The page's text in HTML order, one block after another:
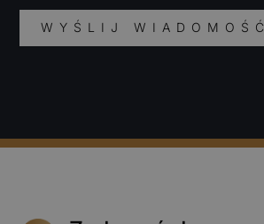
WYŚLIJ WIADOMOŚĆ